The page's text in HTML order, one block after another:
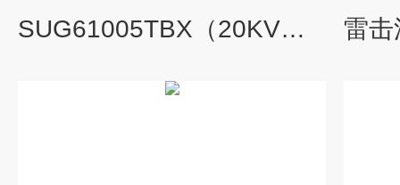
SUG61005TBX（20KV）智能型雷击浪涌发生器